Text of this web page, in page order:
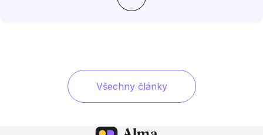
Všechny články